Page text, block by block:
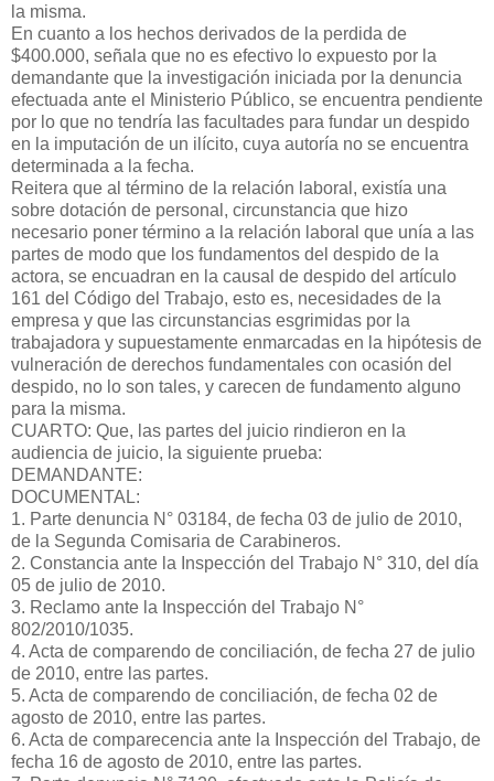
la misma.
En cuanto a los hechos derivados de la perdida de
$400.000, señala que no es efectivo lo expuesto por la
demandante que la investigación iniciada por la denuncia
efectuada ante el Ministerio Público, se encuentra pendiente
por lo que no tendría las facultades para fundar un despido
en la imputación de un ilícito, cuya autoría no se encuentra
determinada a la fecha.
Reitera que al término de la relación laboral, existía una
sobre dotación de personal, circunstancia que hizo
necesario poner término a la relación laboral que unía a las
partes de modo que los fundamentos del despido de la
actora, se encuadran en la causal de despido del artículo
161 del Código del Trabajo, esto es, necesidades de la
empresa y que las circunstancias esgrimidas por la
trabajadora y supuestamente enmarcadas en la hipótesis de
vulneración de derechos fundamentales con ocasión del
despido, no lo son tales, y carecen de fundamento alguno
para la misma.
CUARTO: Que, las partes del juicio rindieron en la
audiencia de juicio, la siguiente prueba:
DEMANDANTE:
DOCUMENTAL:
1. Parte denuncia N° 03184, de fecha 03 de julio de 2010,
de la Segunda Comisaria de Carabineros.
2. Constancia ante la Inspección del Trabajo N° 310, del día
05 de julio de 2010.
3. Reclamo ante la Inspección del Trabajo N°
802/2010/1035.
4. Acta de comparendo de conciliación, de fecha 27 de julio
de 2010, entre las partes.
5. Acta de comparendo de conciliación, de fecha 02 de
agosto de 2010, entre las partes.
6. Acta de comparecencia ante la Inspección del Trabajo, de
fecha 16 de agosto de 2010, entre las partes.